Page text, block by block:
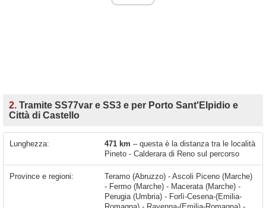
2. Tramite SS77var e SS3 e per Porto Sant'Elpidio e
Città di Castello
Lunghezza: 471 km – questa è la distanza tra le località
Pineto - Calderara di Reno sul percorso
Province e regioni:
Teramo (Abruzzo) - Ascoli Piceno (Marche)
- Fermo (Marche) - Macerata (Marche) -
Perugia (Umbria) - Forlì-Cesena-(Emilia-